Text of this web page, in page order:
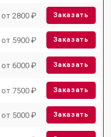
от 2800 ₽ Заказать
от 5900 ₽ Заказать
от 6000 ₽ Заказать
от 7500 ₽ Заказать
от 5000 ₽ Заказать